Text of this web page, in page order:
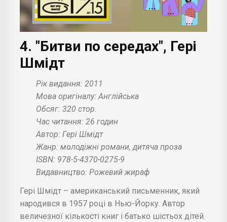
4. "Битви по середах", Гері
Шмідт
Рік видання: 2011
Мова оригіналу: Англійська
Обсяг: 320 стор.
Час читання: 26 годин
Автор: Гері Шмідт
Жанр: молодіжні романи, дитяча проза
ISBN: 978-5-4370-0275-9
Видавництво: Рожевий жираф
Гері Шмідт – американський письменник, який
народився в 1957 році в Нью-Йорку. Автор
величезної кількості книг і батько шістьох дітей.